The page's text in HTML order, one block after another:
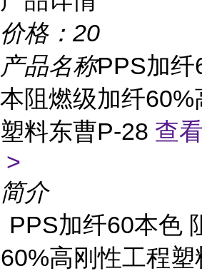
价格： 20
产品名称PPS加纤
本阻燃级加纤60%
塑料东曹P-28 查
>
简介
PPS加纤60本色
60%高刚性工程